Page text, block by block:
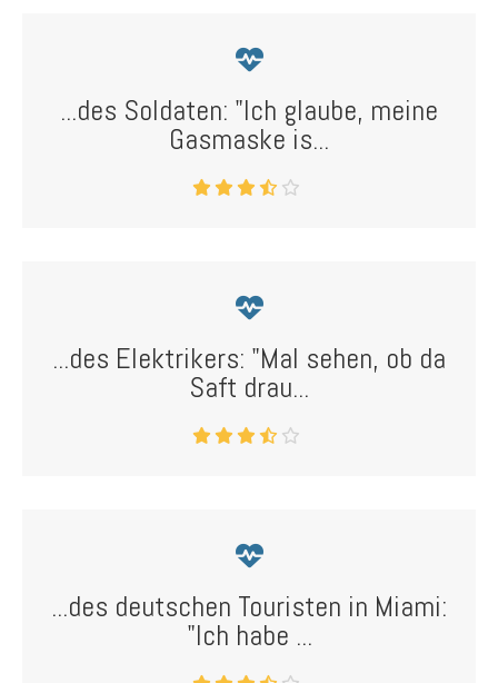
...des Soldaten: "Ich glaube, meine
Gasmaske is...
...des Elektrikers: "Mal sehen, ob da
Saft drau...
...des deutschen Touristen in Miami:
"Ich habe ...